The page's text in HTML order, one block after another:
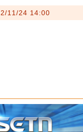
11/24 14:00